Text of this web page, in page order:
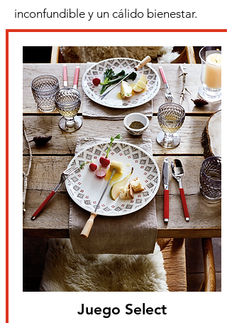
inconfundible y un cálido bienestar.
Juego Select